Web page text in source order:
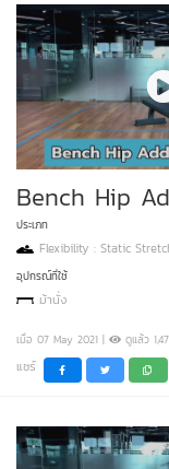
Bench Hip
ประเภท
Flexibility : Static
อุปกรณ์ที่ใช้
ม้านั่ง
เมื่อ 07 May 2021 | ดูแล้ว
แชร์